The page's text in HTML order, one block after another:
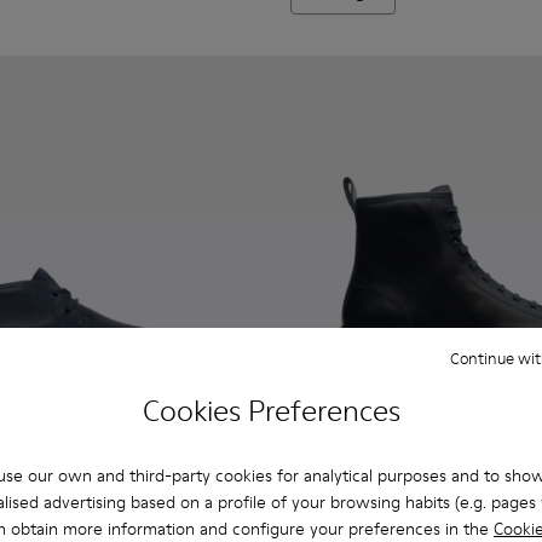
Cookies Preferences
our own and third-party cookies for analytical purposes and to
advertising based on a profile of your browsing habits (e.g. pages
obtain more information and configure your preferences in the
Continue
019 - Blue
017
Bill - K300235-002 Brutus - K300245-007 - Blue
Brutus - K300245-
Brutus -Brutus